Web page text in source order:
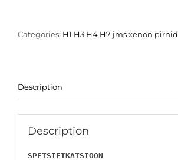
quantity
Categories: H1 H3 H4 H7 jms xenon pirnid
Description
Description
SPETSIFIKATSIOON